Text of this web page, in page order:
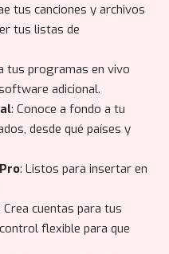
tus canciones y archivos
tus listas de
tus programas en vivo
adicional.
: Conoce a fondo a tu
desde qué países y
: Listos para insertar en
Crea cuentas para tus
flexible para que